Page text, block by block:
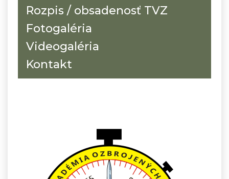
Rozpis / obsadenosť TVZ
Fotogaléria
Videogaléria
Kontakt